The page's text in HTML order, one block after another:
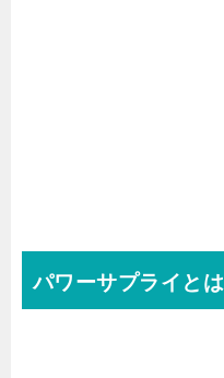
パワーサプライとは